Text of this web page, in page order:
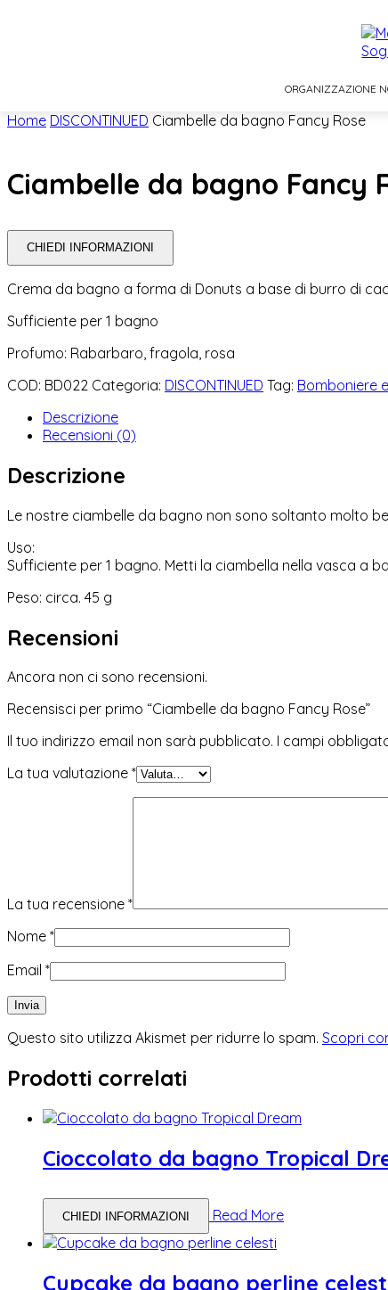
ORGANIZZAZIONE
Home DISCONTINUED Ciambelle da bagno Fancy Rose
Ciambelle da bagno Fancy
CHIEDI INFORMAZIONI
Crema da bagno a forma di Donuts a base di burro di
Sufficiente per 1 bagno
Profumo: Rabarbaro, fragola, rosa
COD: BD022 Categoria: DISCONTINUED Tag: Bomboniere
Descrizione
Recensioni (0)
Descrizione
Le nostre ciambelle da bagno non sono soltanto molto
Uso:
Sufficiente per 1 bagno. Metti la ciambella nella vasca a
Peso: circa. 45 g
Recensioni
Ancora non ci sono recensioni.
Recensisci per primo “Ciambelle da bagno Fancy Rose”
Il tuo indirizzo email non sarà pubblicato. I campi
La tua valutazione *
La tua recensione *
Nome *
Email *
Questo sito utilizza Akismet per ridurre lo spam. Scopri
Prodotti correlati
Cioccolato da bagno Tropical
CHIEDI INFORMAZIONI Read More
Cupcake da bagno perline